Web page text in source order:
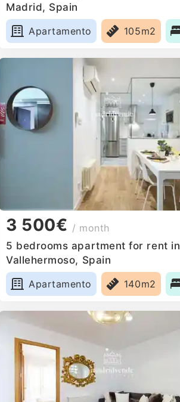
Madrid, Spain
Apartamento
105m2
3 500€ / month
5 bedrooms apartment for rent in
Vallehermoso, Spain
Apartamento
140m2